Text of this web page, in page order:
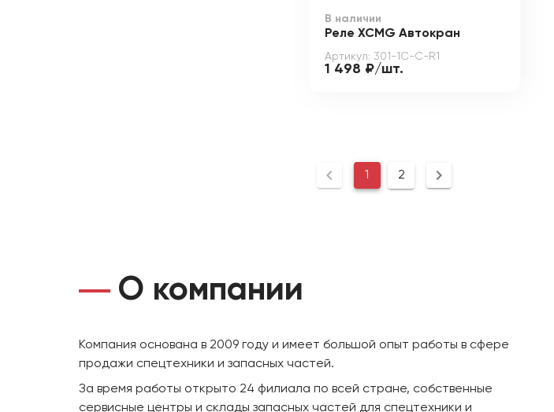
В наличии
Реле XCMG Автокран
Артикул: 301-1С-C-R1
1 498 ₽/шт.
1 2
О компании
Компания основана в 2009 году и имеет большой опыт работы в сфере
продажи спецтехники и запасных частей.
За время работы открыто 24 филиала по всей стране, собственные
сервисные центры и склады запасных частей для спецтехники и